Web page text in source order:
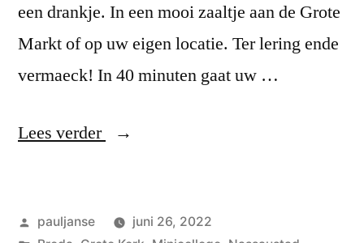
een drankje. In een mooi zaaltje aan de Grote
Markt of op uw eigen locatie. Ter lering ende
vermaeck! In 40 minuten gaat uw …
Lees verder
“Boeiend
Geplaatst
pauljanse
juni 26, 2022